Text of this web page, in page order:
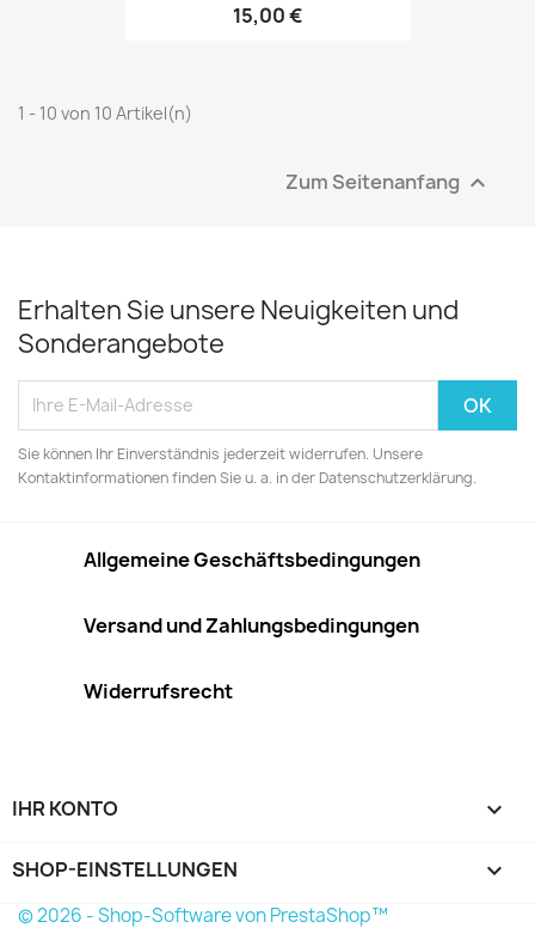
15,00 €
1 - 10 von 10 Artikel(n)
Zum Seitenanfang 
Erhalten Sie unsere Neuigkeiten und
Sonderangebote
Sie können Ihr Einverständnis jederzeit widerrufen. Unsere
Kontaktinformationen finden Sie u. a. in der Datenschutzerklärung.
Allgemeine Geschäftsbedingungen
Versand und Zahlungsbedingungen
Widerrufsrecht
IHR KONTO 
SHOP-EINSTELLUNGEN keyboard_arrow_down
© 2026 - Shop-Software von PrestaShop™